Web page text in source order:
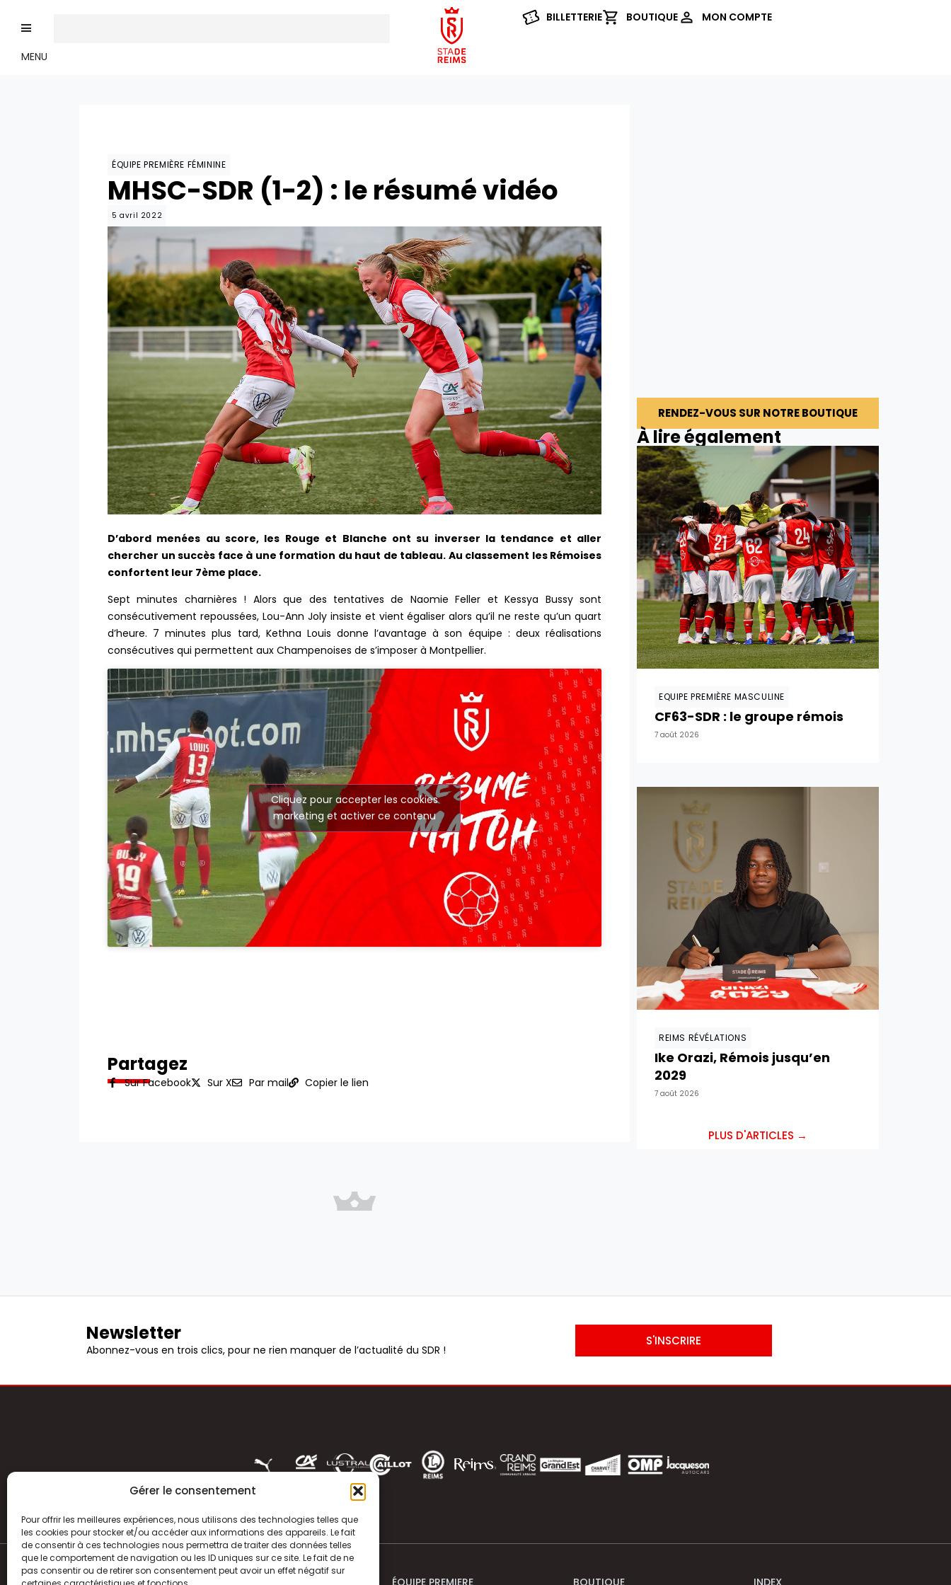
Gérer le consentement
Pour offrir les meilleures expériences, nous utilisons des technologies telles que
les cookies pour stocker et/ou accéder aux informations des appareils. Le fait
de consentir à ces technologies nous permettra de traiter des données telles
que le comportement de navigation ou les ID uniques sur ce site. Le fait de ne
pas consentir ou de retirer son consentement peut avoir un effet négatif sur
MENU
BILLETTERIE BOUTIQUE MON COMPTE
ÉQUIPE PREMIÈRE FÉMININE
MHSC-SDR (1-2) : le résumé vidéo
5 avril 2022
D’abord menées au score, les Rouge et Blanche ont su inverser la tendance et aller
chercher un succès face à une formation du haut de tableau. Au classement les Rémoises
confortent leur 7ème place.
Sept minutes charnières ! Alors que des tentatives de Naomie Feller et Kessya Bussy sont
consécutivement repoussées, Lou-Ann Joly insiste et vient égaliser alors qu’il ne reste qu’un quart
d’heure. 7 minutes plus tard, Kethna Louis donne l’avantage à son équipe : deux réalisations
consécutives qui permettent aux Champenoises de s’imposer à Montpellier.
Cliquez pour accepter les cookies
marketing et activer ce contenu
Partagez
Sur Facebook Sur X Par mail Copier le lien
RENDEZ-VOUS SUR NOTRE BOUTIQUE
À lire également
EQUIPE PREMIÈRE MASCULINE
CF63-SDR : le groupe rémois
7 août 2026
REIMS RÉVÉLATIONS
Ike Orazi, Rémois jusqu’en
2029
7 août 2026
PLUS D'ARTICLES →
Newsletter
Abonnez-vous en trois clics, pour ne rien manquer de l’actualité du SDR !
S'INSCRIRE